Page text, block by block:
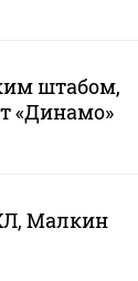
штабом,
«Динамо»
Малкин